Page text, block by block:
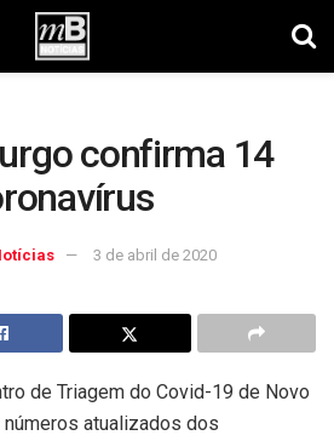
confirma 14
3 de abril de 2020
de Triagem do Covid-19 de Novo
atualizados dos